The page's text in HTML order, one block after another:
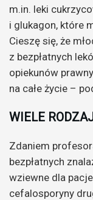
m.in. leki
i glukagon, które
Cieszę się, że
z bezpłatnych
opiekunów
na całe życie –
WIELE
Zdaniem
bezpłatnych
wziewne dla
cefalosporyny